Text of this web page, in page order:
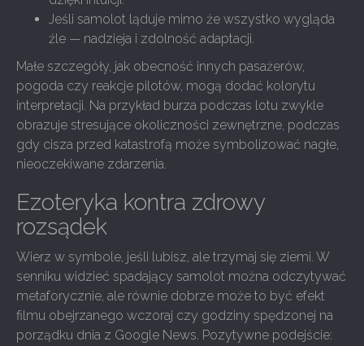
Jeśli samolot ląduje mimo że wszystko wygląda
źle — nadzieja i zdolność adaptacji.
Małe szczegóły, jak obecność innych pasażerów,
pogoda czy reakcje pilotów, mogą dodać kolorytu
interpretacji. Na przykład burza podczas lotu zwykle
obrazuje stresujące okoliczności zewnętrzne, podczas
gdy cisza przed katastrofą może symbolizować nagłe,
nieoczekiwane zdarzenia.
Ezoteryka kontra zdrowy
rozsądek
Wierz w symbole, jeśli lubisz, ale trzymaj się ziemi. W
senniku widzieć spadający samolot można odczytywać
metaforycznie, ale równie dobrze może to być efekt
filmu obejrzanego wczoraj czy godziny spędzonej na
porządku dnia z Google News. Pozytywne podejście: